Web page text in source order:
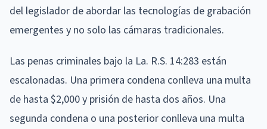
del legislador de abordar las tecnologías de grabación
emergentes y no solo las cámaras tradicionales.
Las penas criminales bajo la La. R.S. 14:283 están
escalonadas. Una primera condena conlleva una multa
de hasta $2,000 y prisión de hasta dos años. Una
segunda condena o una posterior conlleva una multa